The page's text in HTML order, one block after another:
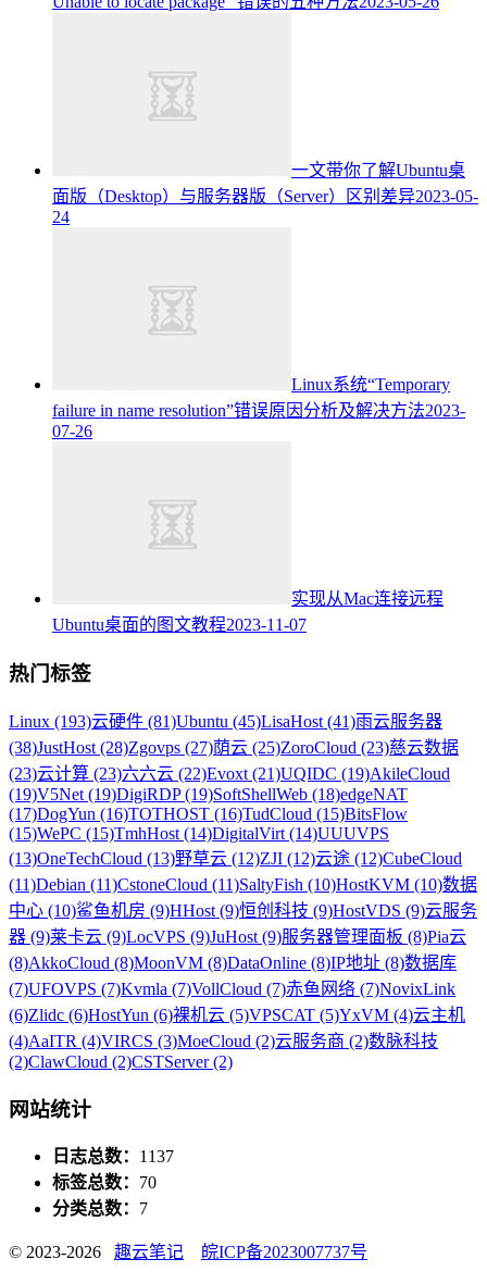
一文带你了解Ubuntu桌
面版（Desktop）与服务器版（Server）区别差异2023-05-
24
Linux系统“Temporary
failure in name resolution”错误原因分析及解决方法2023-
07-26
实现从Mac连接远程
Ubuntu桌面的图文教程2023-11-07
热门标签
Linux (193)云硬件 (81)Ubuntu (45)LisaHost (41)雨云服务器
(38)JustHost (28)Zgovps (27)荫云 (25)ZoroCloud (23)慈云数据
(23)云计算 (23)六六云 (22)Evoxt (21)UQIDC (19)AkileCloud
(19)V5Net (19)DigiRDP (19)SoftShellWeb (18)edgeNAT
(17)DogYun (16)TOTHOST (16)TudCloud (15)BitsFlow
(15)WePC (15)TmhHost (14)DigitalVirt (14)UUUVPS
(13)OneTechCloud (13)野草云 (12)ZJI (12)云途 (12)CubeCloud
(11)Debian (11)CstoneCloud (11)SaltyFish (10)HostKVM (10)数据
中心 (10)鲨鱼机房 (9)HHost (9)恒创科技 (9)HostVDS (9)云服务
器 (9)莱卡云 (9)LocVPS (9)JuHost (9)服务器管理面板 (8)Pia云
(8)AkkoCloud (8)MoonVM (8)DataOnline (8)IP地址 (8)数据库
(7)UFOVPS (7)Kvmla (7)VollCloud (7)赤鱼网络 (7)NovixLink
(6)Zlidc (6)HostYun (6)裸机云 (5)VPSCAT (5)YxVM (4)云主机
(4)AaITR (4)VIRCS (3)MoeCloud (2)云服务商 (2)数脉科技
(2)ClawCloud (2)CSTServer (2)
网站统计
日志总数： 1137
标签总数： 70
分类总数： 7
© 2023-2026 趣云笔记 皖ICP备2023007737号